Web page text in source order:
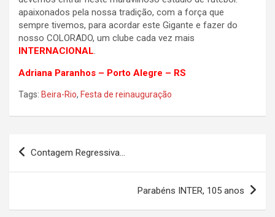
apaixonados pela nossa tradição, com a força que
sempre tivemos, para acordar este Gigante e fazer do
nosso COLORADO, um clube cada vez mais
INTERNACIONAL.
Adriana Paranhos – Porto Alegre – RS
Tags: Beira-Rio, Festa de reinauguração
Navegação
Contagem Regressiva…
Parabéns INTER, 105 anos